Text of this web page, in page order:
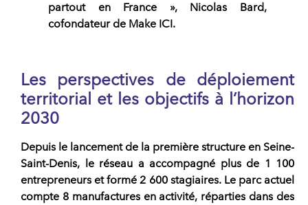
partout en France », Nicolas Bard,
cofondateur de Make ICI.
Les perspectives de déploiement
territorial et les objectifs à l’horizon
2030
Depuis le lancement de la première structure en Seine-
Saint-Denis, le réseau a accompagné plus de 1 100
entrepreneurs et formé2 600 stagiaires. Le parc actuel
compte 8 manufactures en activité, réparties dans des